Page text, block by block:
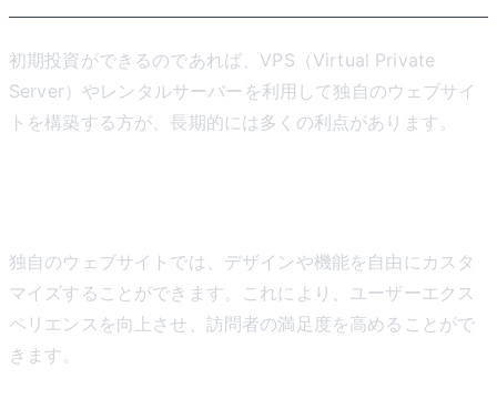
初期投資ができるのであれば、VPS（Virtual Private
Server）やレンタルサーバーを利用して独自のウェブサイ
トを構築する方が、長期的には多くの利点があります。
独自のウェブサイトでは、デザインや機能を自由にカスタ
マイズすることができます。これにより、ユーザーエクス
ペリエンスを向上させ、訪問者の満足度を高めることがで
きます。